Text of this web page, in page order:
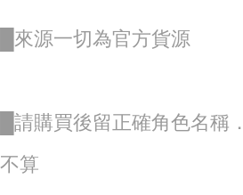
█來源一切為官方貨源
█請購買後留正確角色名
不算